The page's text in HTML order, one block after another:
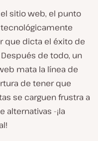
sitio web, el punto
que dicta el éxito de
de todo, un
mata la línea de
de tener que
se carguen frustra a
alternativas -¡la